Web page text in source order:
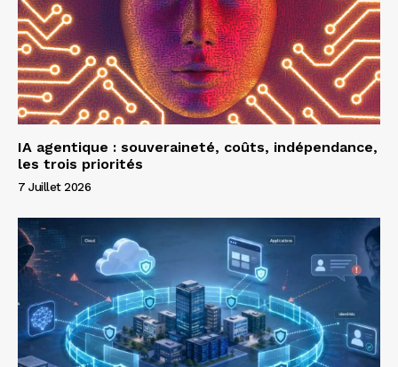
IA agentique : souveraineté, coûts, indépendance,
les trois priorités
7 Juillet 2026